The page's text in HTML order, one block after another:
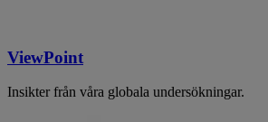
ViewPoint
Insikter från våra globala undersökningar.